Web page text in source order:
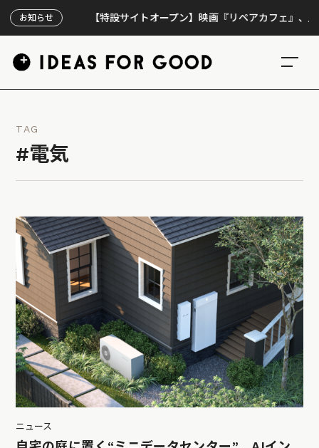
お知らせ【特設サイトオープン】映画『リペアカフェ』、上映300回
TAG
#電気
ニュース